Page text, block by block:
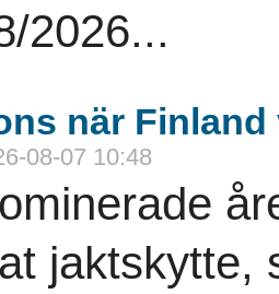
2026...
när
08-07 10:48
jaktskytte,